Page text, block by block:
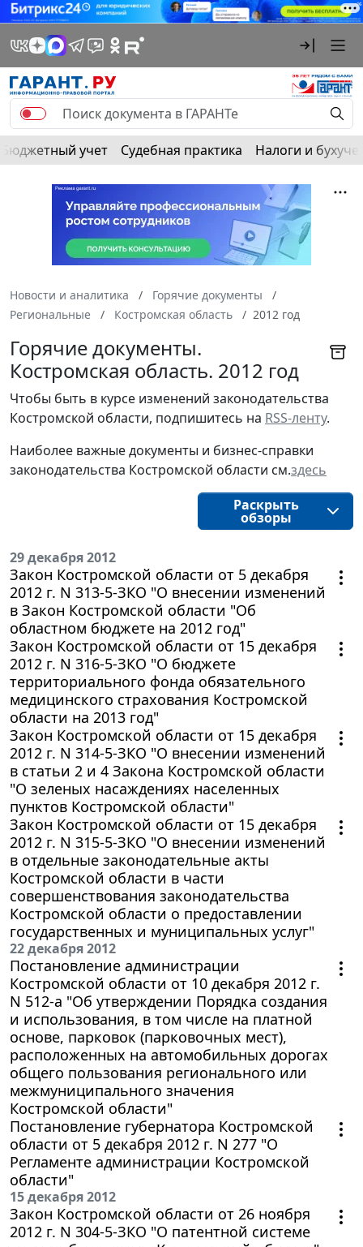
Бюджетный учет Судебная практика Налоги и
Новости и аналитика
Горячие документы
Региональные
Костромская область 2012 год
Горячие документы.
Костромская область. 2012 год
Чтобы быть в курсе изменений законодательства
Костромской области, подпишитесь на RSS-ленту.
Наиболее важные документы и бизнес-справки
законодательства Костромской области см.здесь
Раскрыть
обзоры
29 декабря 2012
Закон Костромской области от 5 декабря
2012 г. N 313-5-ЗКО "О внесении изменений
в Закон Костромской области "Об
областном бюджете на 2012 год"
Закон Костромской области от 15 декабря
2012 г. N 316-5-ЗКО "О бюджете
территориального фонда обязательного
медицинского страхования Костромской
области на 2013 год"
Закон Костромской области от 15 декабря
2012 г. N 314-5-ЗКО "О внесении изменений
в статьи 2 и 4 Закона Костромской области
"О зеленых насаждениях населенных
пунктов Костромской области"
Закон Костромской области от 15 декабря
2012 г. N 315-5-ЗКО "О внесении изменений
в отдельные законодательные акты
Костромской области в части
совершенствования законодательства
Костромской области о предоставлении
государственных и муниципальных услуг"
22 декабря 2012
Постановление администрации
Костромской области от 10 декабря 2012 г.
N 512-а "Об утверждении Порядка создания
и использования, в том числе на платной
основе, парковок (парковочных мест),
расположенных на автомобильных дорогах
общего пользования регионального или
межмуниципального значения
Костромской области"
Постановление губернатора Костромской
области от 5 декабря 2012 г. N 277 "О
Регламенте администрации Костромской
области"
15 декабря 2012
Закон Костромской области от 26 ноября
2012 г. N 304-5-ЗКО "О патентной системе